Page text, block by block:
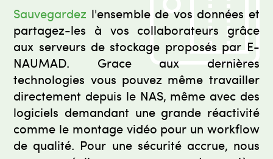
Sauvegardez l'ensemble de vos données et
partagez-les à vos collaborateurs grâce
aux serveurs de stockage proposés par E-
NAUMAD. Grace aux dernières
technologies vous pouvez même travailler
directement depuis le NAS, même avec des
logiciels demandant une grande réactivité
comme le montage vidéo pour un workflow
de qualité. Pour une sécurité accrue, nous